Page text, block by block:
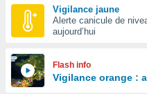
Vigilance jaune
Alerte canicule de
aujourd’hui
Flash info
Vigilance orange :